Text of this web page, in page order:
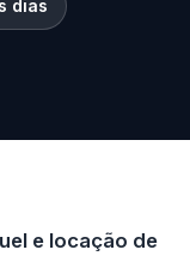
dias
e locação de